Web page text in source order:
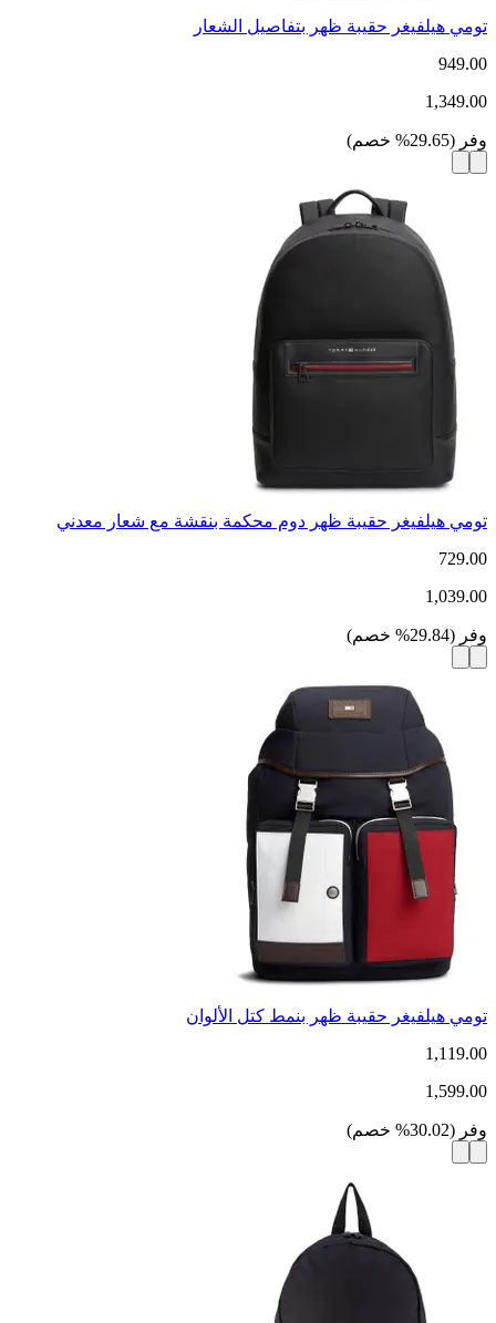
تومي هيلفيغر حقيبة ظهر بتفاصيل الشعار
949.00
1,349.00
وفر (
29.65
% خصم)
تومي هيلفيغر حقيبة ظهر دوم محكمة بنقشة مع شعار معدني
729.00
1,039.00
وفر (
29.84
% خصم)
تومي هيلفيغر حقيبة ظهر بنمط كتل الألوان
1,119.00
1,599.00
وفر (
30.02
% خصم)